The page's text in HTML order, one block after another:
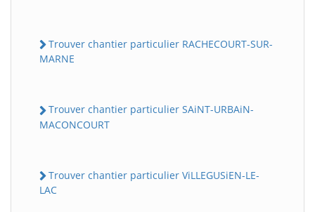
Trouver chantier particulier RACHECOURT-SUR-
MARNE
Trouver chantier particulier SAiNT-URBAiN-
MACONCOURT
Trouver chantier particulier ViLLEGUSiEN-LE-
LAC